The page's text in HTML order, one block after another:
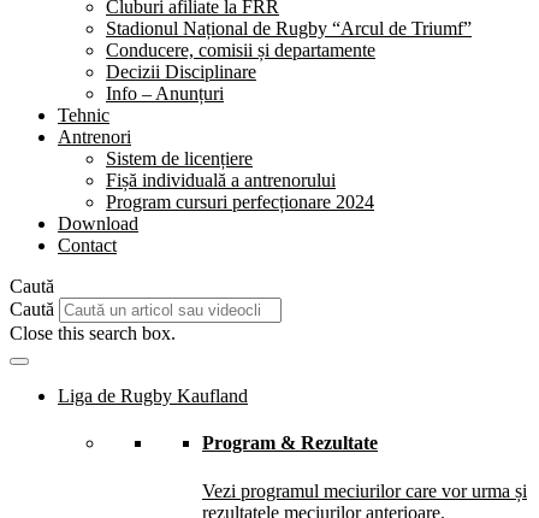
Cluburi afiliate la FRR
Stadionul Național de Rugby “Arcul de Triumf”
Conducere, comisii și departamente
Decizii Disciplinare
Info – Anunțuri
Tehnic
Antrenori
Sistem de licențiere
Fișă individuală a antrenorului
Program cursuri perfecționare 2024
Download
Contact
Caută
Caută
Close this search box.
Liga de Rugby Kaufland
Program & Rezultate
Vezi programul meciurilor care vor urma și
rezultatele meciurilor anterioare.